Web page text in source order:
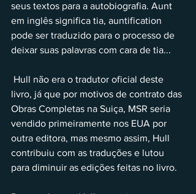
seus textos para a autobiografia. Aunt
em inglês significa tia, auntification
pode ser traduzido para o processo de
deixar suas palavras com cara de tia...
livro, já que por motivos de contrato das
Obras Completas na Suiça, MSR seria
vendido primeiramente nos EUA por
outra editora, mas mesmo assim, Hull
contribuiu com as traduções e lutou
para diminuir as edições feitas no livro.